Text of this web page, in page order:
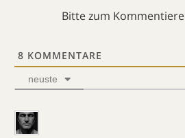
Bitte zum
8 KOMMENTARE
neuste